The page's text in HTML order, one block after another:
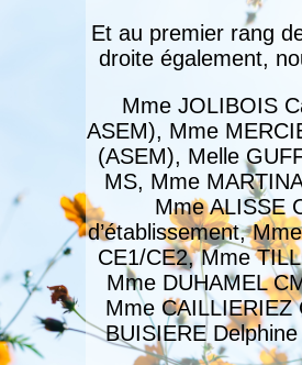
Et au premier rang
droite également,
Mme JOLIBOIS
ASEM), Mme
(ASEM), Melle
MS, Mme
Mme ALISSE
d’établissement,
CE1/CE2, Mme
Mme DUHAMEL
Mme CAILLIERIEZ
BUISIERE